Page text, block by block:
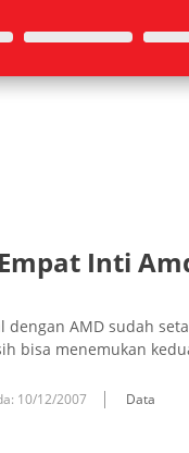
Inti
AMD sudah
bisa menemukan
10/12/2007 Data